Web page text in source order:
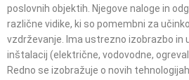
poslovnih objektih. Njegove naloge in
različne vidike, ki so pomembni za
vzdrževanje. Ima ustrezno izobrazbo in
inštalacij (električne, vodovodne,
Redno se izobražuje o novih